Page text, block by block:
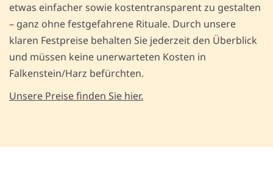
etwas einfacher sowie kostentransparent zu gestalten
– ganz ohne festgefahrene Rituale. Durch unsere
klaren Festpreise behalten Sie jederzeit den Überblick
und müssen keine unerwarteten Kosten in
Falkenstein/Harz befürchten.
Unsere Preise finden Sie hier.